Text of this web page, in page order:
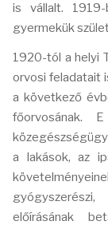
is vállalt.
gyermekük
1920-tól a helyi
orvosi feladatait
a következő
főorvosának.
a lakások, az
előírásának